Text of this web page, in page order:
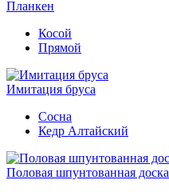
Планкен
Косой
Прямой
Имитация бруса
Сосна
Кедр Алтайский
Половая шпунтованная доска